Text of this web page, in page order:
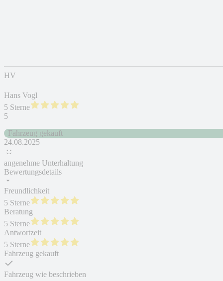
HV
Hans Vogl
5 Sterne
5
Fahrzeug gekauft
24.08.2025
angenehme Unterhaltung
Bewertungsdetails
Freundlichkeit
5 Sterne
Beratung
5 Sterne
Antwortzeit
5 Sterne
Fahrzeug gekauft
Fahrzeug wie beschrieben